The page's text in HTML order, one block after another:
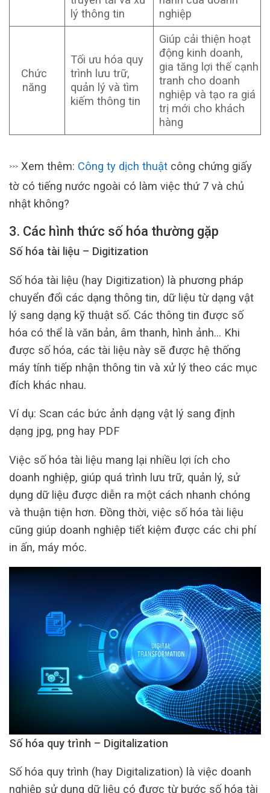
lý thông tin
nghiệp
Chức
năng
Tối ưu hóa quy
trình lưu trữ,
quản lý và tìm
kiếm thông tin
Giúp cải thiện hoạt
động kinh doanh,
gia tăng lợi thế cạnh
tranh cho doanh
nghiệp và tạo ra giá
trị mới cho khách
hàng
>>> Xem thêm: Công ty dịch thuật công chứng giấy
tờ có tiếng nước ngoài có làm việc thứ 7 và chủ
nhật không?
3. Các hình thức số hóa thường gặp
Số hóa tài liệu – Digitization
Số hóa tài liệu (hay Digitization) là phương pháp
chuyển đổi các dạng thông tin, dữ liệu từ dạng vật
lý sang dạng kỹ thuật số. Các thông tin được số
hóa có thể là văn bản, âm thanh, hình ảnh… Khi
được số hóa, các tài liệu này sẽ được hệ thống
máy tính tiếp nhận thông tin và xử lý theo các mục
đích khác nhau.
Ví dụ: Scan các bức ảnh dạng vật lý sang định
dạng jpg, png hay PDF
Việc số hóa tài liệu mang lại nhiều lợi ích cho
doanh nghiệp, giúp quá trình lưu trữ, quản lý, sử
dụng dữ liệu được diễn ra một cách nhanh chóng
và thuận tiện hơn. Đồng thời, việc số hóa tài liệu
cũng giúp doanh nghiệp tiết kiệm được các chi phí
in ấn, máy móc.
Số hóa quy trình – Digitalization
Số hóa quy trình (hay Digitalization) là việc doanh
nghiệp sử dụng dữ liệu có được từ bước số hóa tài